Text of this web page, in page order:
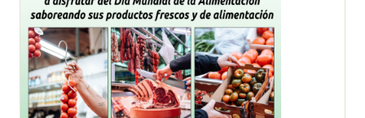
una de las
150 tarjetas
regalo que
utilizar hasta